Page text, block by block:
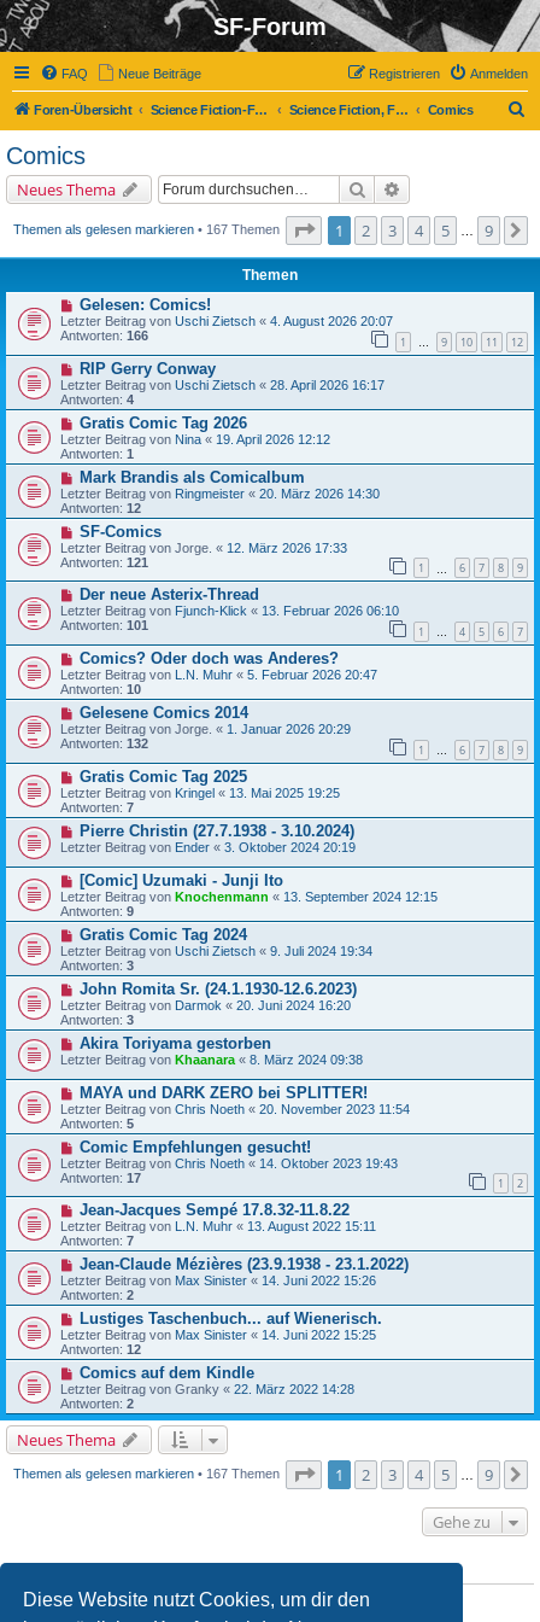
Diese Website nutzt Cookies, um dir den
SF-Forum
FAQ Neue Beiträge Anmelden
Registrieren
Foren-Übersicht Science Fiction-Forum Science Fiction, Fantasy und Co. Comics
Comics
Neues Thema Suche
Themen als gelesen markieren• 167 Themen Seite von
1 2 3 4 5 9
Themen
Gelesen: Comics!
Letzter Beitrag von Uschi Zietsch « 4. August 2026 20:07
Antworten: 166 1 … 9 10 11 12
RIP Gerry Conway
Letzter Beitrag von Uschi Zietsch « 28. April 2026 16:17
Antworten: 4
Gratis Comic Tag 2026
Letzter Beitrag von Nina « 19. April 2026 12:12
Antworten: 1
Mark Brandis als Comicalbum
Letzter Beitrag von Ringmeister « 20. März 2026 14:30
Antworten: 12
SF-Comics
Letzter Beitrag von Jorge. « 12. März 2026 17:33
Antworten: 121 1 6 7 8 9
Der neue Asterix-Thread
Letzter Beitrag von Fjunch-Klick « 13. Februar 2026 06:10
Antworten: 101 1 … 4 5 6 7
Comics? Oder doch was Anderes?
Letzter Beitrag von L.N. Muhr « 5. Februar 2026 20:47
Antworten: 10
Gelesene Comics 2014
Letzter Beitrag von Jorge. « 1. Januar 2026 20:29
Antworten: 132 1 … 6 7 8 9
Gratis Comic Tag 2025
Letzter Beitrag von Kringel « 13. Mai 2025 19:25
Antworten: 7
Pierre Christin (27.7.1938 - 3.10.2024)
Letzter Beitrag von Ender « 3. Oktober 2024 20:19
[Comic] Uzumaki - Junji Ito
Letzter Beitrag von Knochenmann « 13. September 2024 12:15
Antworten: 9
Gratis Comic Tag 2024
Letzter Beitrag von Uschi Zietsch « 9. Juli 2024 19:34
Antworten: 3
John Romita Sr. (24.1.1930-12.6.2023)
Letzter Beitrag von Darmok « 20. Juni 2024 16:20
Antworten: 3
Akira Toriyama gestorben
Letzter Beitrag von Khaanara « 8. März 2024 09:38
MAYA und DARK ZERO bei SPLITTER!
Letzter Beitrag von Chris Noeth « 20. November 2023 11:54
Antworten: 5
Comic Empfehlungen gesucht!
Letzter Beitrag von Chris Noeth « 14. Oktober 2023 19:43
Antworten: 17 1 2
Jean-Jacques Sempé 17.8.32-11.8.22
Letzter Beitrag von L.N. Muhr « 13. August 2022 15:11
Antworten: 7
Jean-Claude Mézières (23.9.1938 - 23.1.2022)
Letzter Beitrag von Max Sinister « 14. Juni 2022 15:26
Antworten: 2
Lustiges Taschenbuch... auf Wienerisch.
Letzter Beitrag von Max Sinister « 14. Juni 2022 15:25
Antworten: 12
Comics auf dem Kindle
Letzter Beitrag von Granky « 22. März 2022 14:28
Antworten: 2
Neues Thema
Themen als gelesen markieren• 167 Themen Seite von
1 2 3 4 5 9
Gehe zu
Dudarfstneue Themen in diesem Forum erstellen.